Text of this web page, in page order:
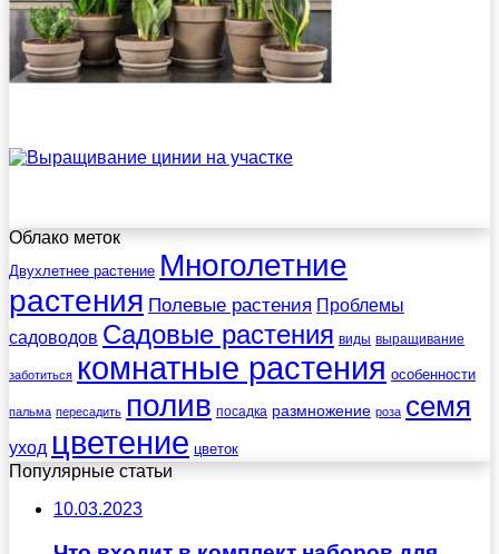
Облако меток
Двухлетнее растение Многолетние
растения Полевые растения Проблемы
садоводов Садовые растения виды выращивание
заботиться комнатные растения особенности
пальма пересадить полив посадка размножение роза семя
уход цветение цветок
Популярные статьи
10.03.2023